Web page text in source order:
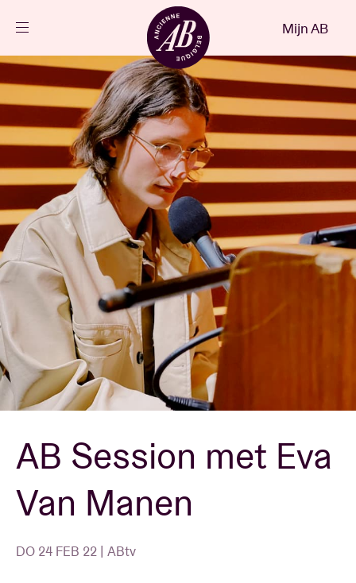
NL
Agenda
Projecten
Nieuws
Bezoekersinfo
AB ❤ you
Zaalhuur
BRDCST
ABtv
Concertcheque
Mijn AB
AB Session met Eva
Van Manen
DO 24 FEB 22 | ABtv